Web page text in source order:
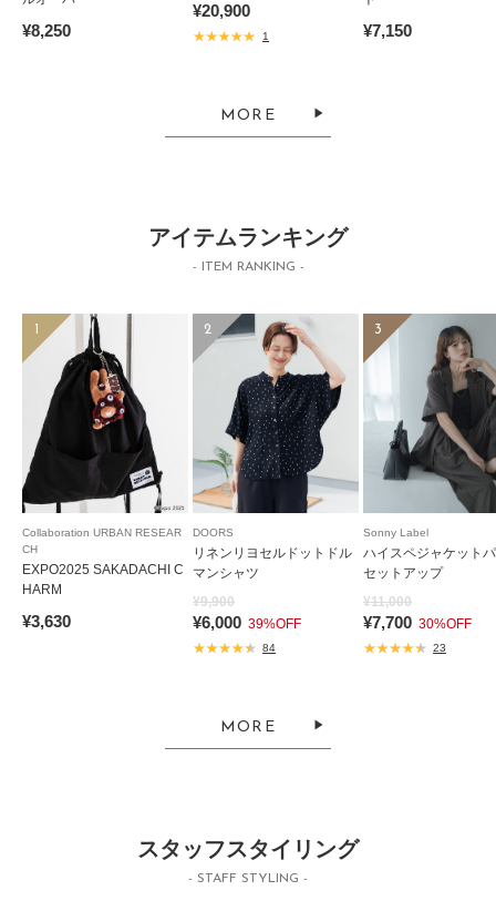
¥8,250
¥20,900
1 ¥7,150
MORE
アイテムランキング
- ITEM RANKING -
1
Collaboration URBAN RESEAR
CH
EXPO2025 SAKADACHI C
HARM
¥3,630
2
DOORS
リネンリヨセルドットドル
マンシャツ
¥9,900
¥6,000 39%OFF
84
3
Sonny Label
ハイスペジャケット
セットアップ
¥11,000
¥7,700 30%OFF
23
MORE
スタッフスタイリング
- STAFF STYLING -